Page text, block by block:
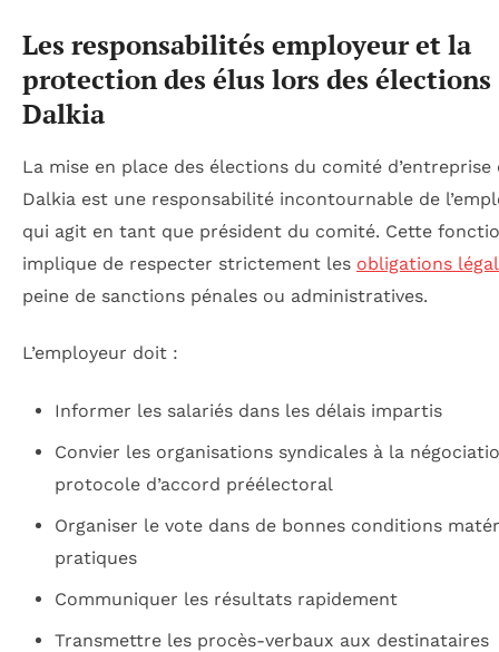
Les responsabilités employeur et la
protection des élus lors des élections
Dalkia
La mise en place des élections du comité d’entreprise
Dalkia est une responsabilité incontournable de
qui agit en tant que président du comité. Cette
implique de respecter strictement les obligations
peine de sanctions pénales ou administratives.
L’employeur doit :
Informer les salariés dans les délais impartis
Convier les organisations syndicales à la
protocole d’accord préélectoral
Organiser le vote dans de bonnes conditions
pratiques
Communiquer les résultats rapidement
Transmettre les procès-verbaux aux destinataires